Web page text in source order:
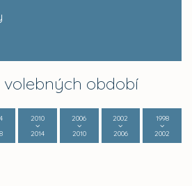
období
2010
2014
2006
2010
2002
2006
1998
2002